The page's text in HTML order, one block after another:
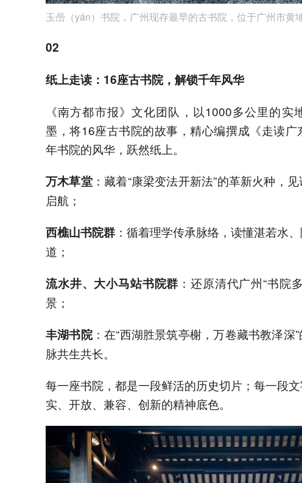
玉喦（yán）书院，广州现存最早的古书院，位于广州市黄埔
02
纸上走读： 16座古书院，解锁千年风华
《南方都市报》文化团队，以1000多公里的实
墨，将16座古书院的故事，精心编撰成《走读
年书院的风华，跃然纸上。
万木草堂：藏着“康梁变法开新法”的革新火种，
启航；
西樵山书院群 ：循着理学传承脉络，读懂湛若水
道；
流水井、大小马站书院群 ：还原清代广州“书院
景；
丰湖书院：在“西湖胜景筑亭榭，万卷藏书教泽深
脉共生共长。
每一座书院，都是一段鲜活的历史切片；每一段
实、开放、兼容、创新的精神底色。